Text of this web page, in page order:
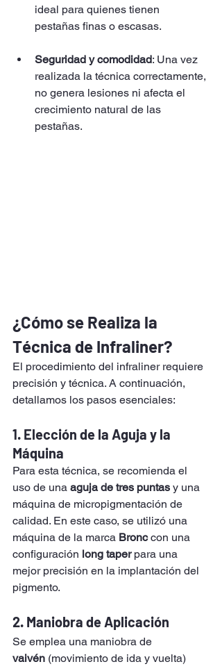
ideal para quienes tienen
pestañas finas o escasas.
Seguridad y comodidad: Una vez
realizada la técnica correctamente,
no genera lesiones ni afecta el
crecimiento natural de las
pestañas.
¿Cómo se Realiza la
Técnica de Infraliner?
El procedimiento del infraliner requiere
precisión y técnica. A continuación,
detallamos los pasos esenciales:
1. Elección de la Aguja y la
Máquina
Para esta técnica, se recomienda el
uso de una aguja de tres puntas y una
máquina de micropigmentación de
calidad. En este caso, se utilizó una
máquina de la marca Bronc con una
configuración long taper para una
mejor precisión en la implantación del
pigmento.
2. Maniobra de Aplicación
Se emplea una maniobra de
vaivén (movimiento de ida y vuelta)